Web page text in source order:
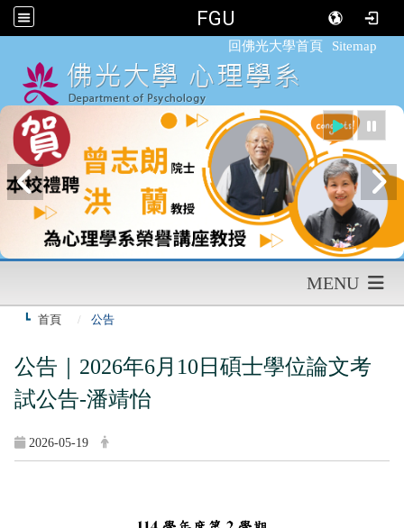
FGU
回佛光大學首頁 Sitemap
MENU
首頁 公告
公告｜2026年6月10日碩士學位論文考
試公告-潘靖怡
2026-05-19